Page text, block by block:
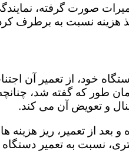
صورت گرفته،
هزینه نسبت به برطرف
خود، از تعمیر آن
طور که گفته شد،
و تعویض آن می کند.
تعمیر، ریز هزینه ها
نسبت به تعمیر